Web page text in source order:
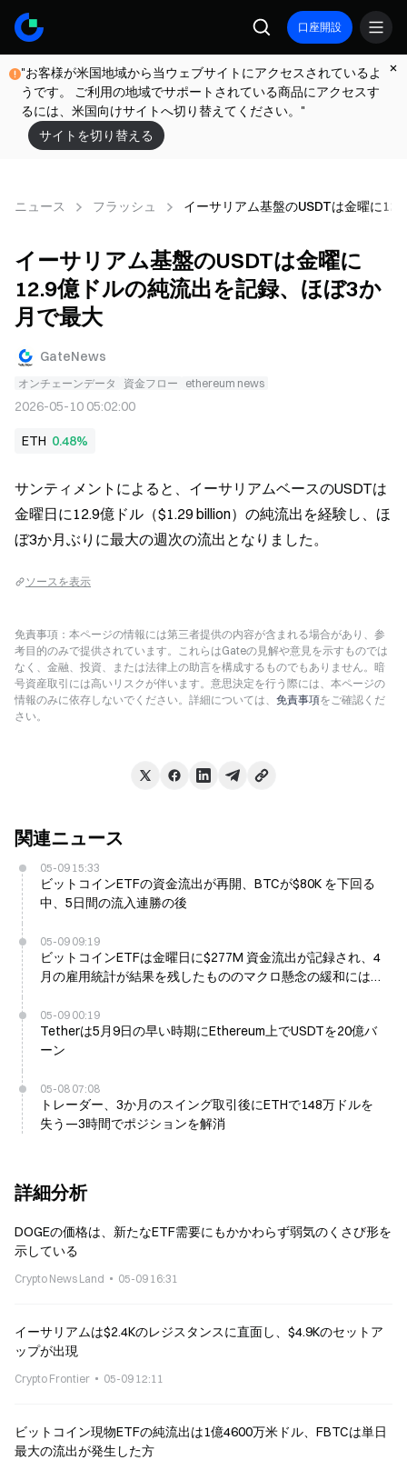
口座開設
"お客様が米国地域から当ウェブサイトにアクセスされているよ
うです。 ご利用の地域でサポートされている商品にアクセスす
るには、米国向けサイトへ切り替えてください。"
サイトを切り替える
ニュース フラッシュ イーサリアム基盤のUSDTは金曜に
イーサリアム基盤のUSDTは金曜に
12.9億ドルの純流出を記録、ほぼ3か
月で最大
GateNews
オンチェーンデータ 資金フロー ethereum news
2026-05-10 05:02:00
ETH 0.48%
サンティメントによると、イーサリアムベースのUSDTは
金曜日に12.9億ドル（$1.29 billion）の純流出を経験し、ほ
ぼ3か月ぶりに最大の週次の流出となりました。
ソースを表示
免責事項：本ページの情報には第三者提供の内容が含まれる場合があり、参
考目的のみで提供されています。これらはGateの見解や意見を示すものでは
なく、金融、投資、または法律上の助言を構成するものでもありません。暗
号資産取引には高いリスクが伴います。意思決定を行う際には、本ページの
情報のみに依存しないでください。詳細については、 免責事項をご確認くだ
さい。
関連ニュース
05-09 15:33
ビットコインETFの資金流出が再開、BTCが$80K を下回る
中、5日間の流入連勝の後
05-09 09:19
ビットコインETFは金曜日に$277M 資金流出が記録され、4
月の雇用統計が結果を残したもののマクロ懸念の緩和には至
05-09 00:19
Tetherは5月9日の早い時期にEthereum上でUSDTを20億バ
ーン
05-08 07:08
トレーダー、3か月のスイング取引後にETHで148万ドルを
失う—3時間でポジションを解消
詳細分析
DOGEの価格は、新たなETF需要にもかかわらず弱気のくさび形を
示している
Crypto News Land 05-09 16:31
イーサリアムは$2.4Kのレジスタンスに直面し、$4.9Kのセットア
ップが出現
Crypto Frontier 05-09 12:11
ビットコイン現物ETFの純流出は1億4600万米ドル、FBTCは単日
最大の流出が発生した方